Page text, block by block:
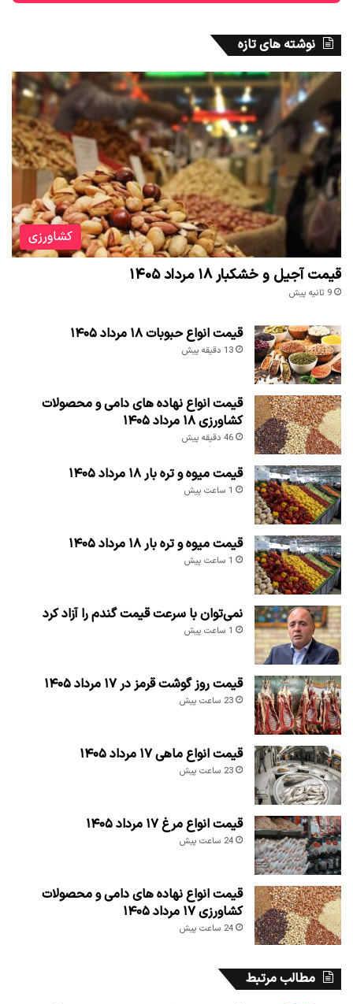
نوشته های تازه
کشاورزی
قیمت آجیل و خشکبار ۱۸ مرداد ۱۴۰۵
9 ثانیه پیش
قیمت انواع حبوبات ۱۸ مرداد ۱۴۰۵
13 دقیقه پیش
قیمت انواع نهاده های دامی و محصولات
کشاورزی ۱۸ مرداد ۱۴۰۵
46 دقیقه پیش
قیمت میوه و تره بار ۱۸ مرداد ۱۴۰۵
1 ساعت پیش
قیمت میوه و تره بار ۱۸ مرداد ۱۴۰۵
1 ساعت پیش
نمی‌توان با سرعت قیمت گندم را آزاد کرد
1 ساعت پیش
قیمت روز گوشت قرمز در ۱۷ مرداد ۱۴۰۵
23 ساعت پیش
قیمت انواع ماهی ۱۷ مرداد ۱۴۰۵
23 ساعت پیش
قیمت انواع مرغ ۱۷ مرداد ۱۴۰۵
24 ساعت پیش
قیمت انواع نهاده های دامی و محصولات
کشاورزی ۱۷ مرداد ۱۴۰۵
24 ساعت پیش
مطالب مرتبط